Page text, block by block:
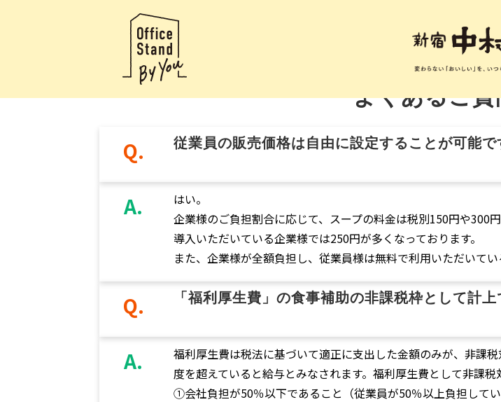
QUESTION
よくあるご質
Q. 従業員の販売価格は自由に設定することが可能で
A.
はい。
企業様のご負担割合に応じて、スープの料金は税別150円や300円
導入いただいている企業様では250円が多くなっております。
また、企業様が全額負担し、従業員様は無料で利用いただいてい
Q. 「福利厚生費」の食事補助の非課税枠として計上
A.
福利厚生費は税法に基づいて適正に支出した金額のみが、非課
度を超えていると給与とみなされます。福利厚生費として非課税
①会社負担が50％以下であること（従業員が50％以上負担し